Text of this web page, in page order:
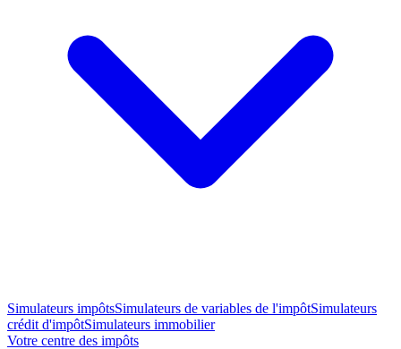
Simulateurs impôtsSimulateurs de variables de l'impôtSimulateurs
crédit d'impôtSimulateurs immobilier
Votre centre des impôts